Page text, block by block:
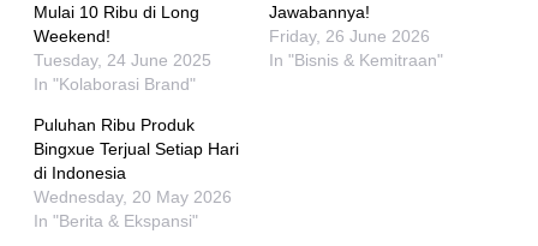
Mulai 10 Ribu di Long
Weekend!
Tuesday, 24 June 2025
In "Kolaborasi Brand"
Jawabannya!
Friday, 26 June 2026
In "Bisnis & Kemitraan"
Puluhan Ribu Produk
Bingxue Terjual Setiap Hari
di Indonesia
Wednesday, 20 May 2026
In "Berita & Ekspansi"